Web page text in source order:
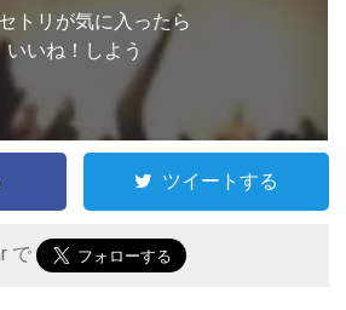
トリが気に入ったら
いいね！しよう
ツイートする
で